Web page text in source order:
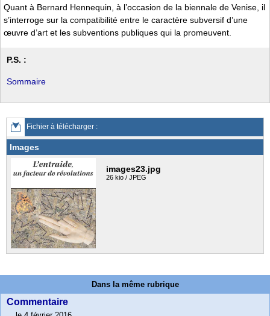
Quant à Bernard Hennequin, à l’occasion de la biennale de Venise, il
s’interroge sur la compatibilité entre le caractère subversif d’une
œuvre d’art et les subventions publiques qui la promeuvent.
P.S. :
Sommaire
Fichier à télécharger :
Images
images23.jpg
26 kio / JPEG
Dans la même rubrique
Commentaire